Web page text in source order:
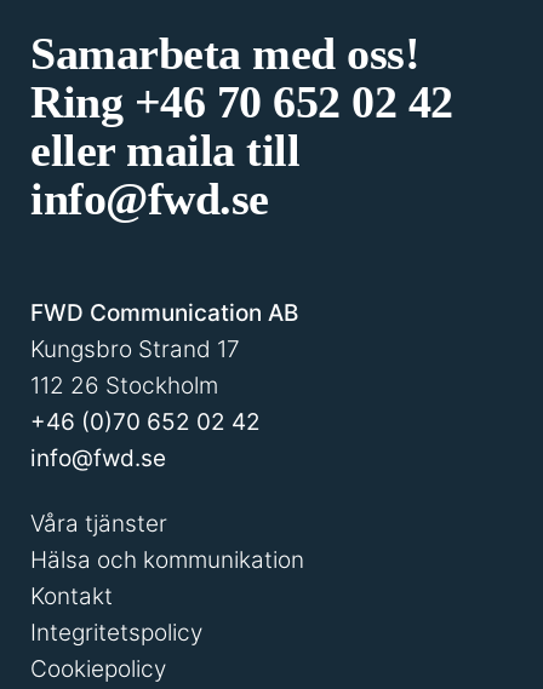
Samarbeta med oss!
Ring +46 70 652 02 42
eller maila till
info@fwd.se
FWD Communication AB
Kungsbro Strand 17
112 26 Stockholm
+46 (0)70 652 02 42
info@fwd.se
Våra tjänster
Hälsa och kommunikation
Kontakt
Integritetspolicy
Cookiepolicy